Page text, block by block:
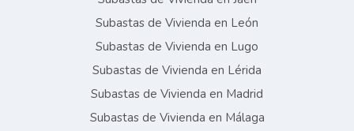
Subastas de Vivienda en León
Subastas de Vivienda en Lugo
Subastas de Vivienda en Lérida
Subastas de Vivienda en Madrid
Subastas de Vivienda en Málaga